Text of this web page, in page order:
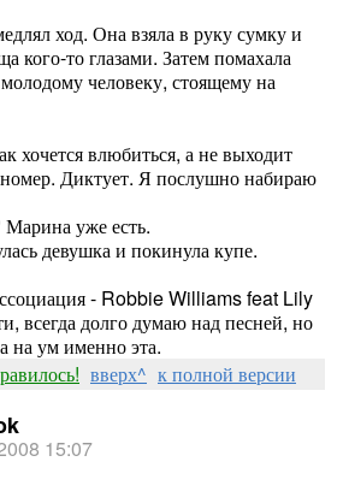
ход. Она взяла в руку сумку и
кого-то глазами. Затем помахала
человеку, стоящему на
хочется влюбиться, а не выходит
Диктует. Я послушно набираю
Марина уже есть.
девушка и покинула купе.
- Robbie Williams feat Lily
всегда долго думаю над песней, но
на ум именно эта.
вверх^ к полной версии
15:07